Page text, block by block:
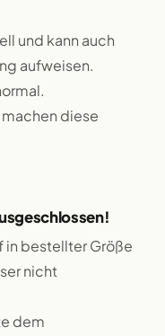
und kann auch
aufweisen.
diese
in bestellter Größe
nicht
dem